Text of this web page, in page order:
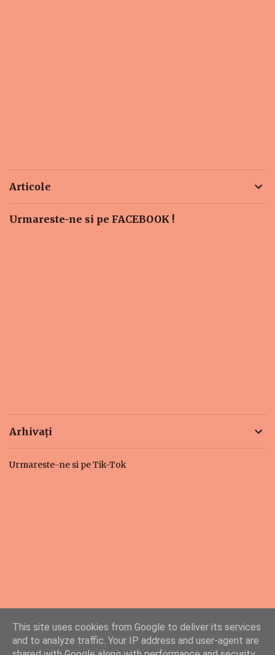
Articole
Urmareste-ne si pe FACEBOOK !
Arhivați
Urmareste-ne si pe Tik-Tok
This site uses cookies from Google to deliver its services
and to analyze traffic. Your IP address and user-agent are